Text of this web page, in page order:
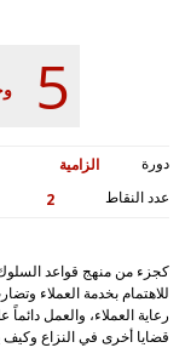
5
دورة
الزامية
عدد النقاط
2
كجزء من منهج قواعد السلوك
للاهتمام بخدمة العملاء
رعاية العملاء، والعمل
قضايا أخرى في النزاع وكيف